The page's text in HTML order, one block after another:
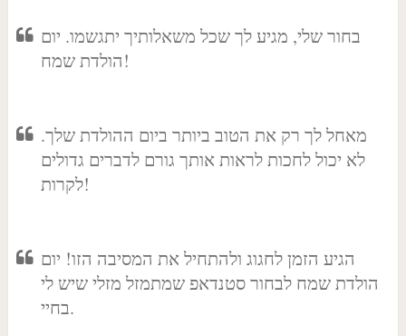
בחור שלי, מגיע לך שכל משאלותיך יתגשמו. יום
הולדת שמח!
מאחל לך רק את הטוב ביותר ביום ההולדת שלך.
לא יכול לחכות לראות אותך גורם לדברים גדולים
לקרות!
הגיע הזמן לחגוג ולהתחיל את המסיבה הזו! יום
הולדת שמח לבחור סטנדאפ שמתמזל מזלי שיש לי
בחיי.